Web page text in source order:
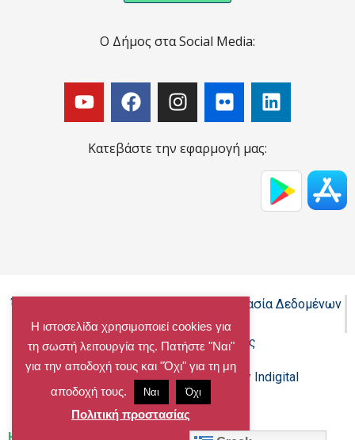
Ο Δήμος στα Social Media:
Κατεβάστε την εφαρμογή μας:
Όροι Χρήσης - Πολιτική Cookies - Προστασία Δεδομένων
Προσωπικού Χαρακτήρα
Δήλωση προσβασιμότητας
Copyright@chalandri.grPowered by Indigital
Η ιστοσελίδα χρησιμοποιεί cookies για
τη σωστή λειτουργία της. Πατήστε "Ναι"
για την αποδοχή τους και "Όχι" για τη μη
αποδοχή τους.
Ναι Όχι
Πολιτική προστασίας